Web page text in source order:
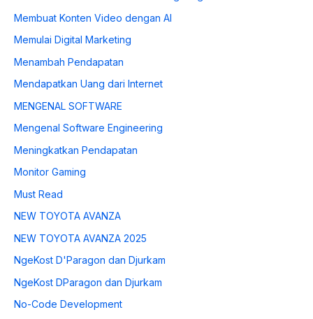
Membuat Konten Video dengan AI
Memulai Digital Marketing
Menambah Pendapatan
Mendapatkan Uang dari Internet
MENGENAL SOFTWARE
Mengenal Software Engineering
Meningkatkan Pendapatan
Monitor Gaming
Must Read
NEW TOYOTA AVANZA
NEW TOYOTA AVANZA 2025
NgeKost D'Paragon dan Djurkam
NgeKost DParagon dan Djurkam
No-Code Development